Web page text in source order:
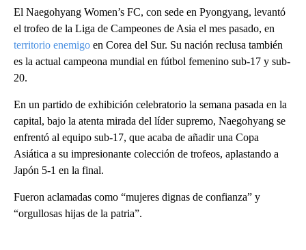
El Naegohyang Women’s FC, con sede en Pyongyang, levantó
el trofeo de la Liga de Campeones de Asia el mes pasado, en
territorio enemigo en Corea del Sur. Su nación reclusa también
es la actual campeona mundial en fútbol femenino sub-17 y sub-
20.
En un partido de exhibición celebratorio la semana pasada en la
capital, bajo la atenta mirada del líder supremo, Naegohyang se
enfrentó al equipo sub-17, que acaba de añadir una Copa
Asiática a su impresionante colección de trofeos, aplastando a
Japón 5-1 en la final.
Fueron aclamadas como “mujeres dignas de confianza” y
“orgullosas hijas de la patria”.